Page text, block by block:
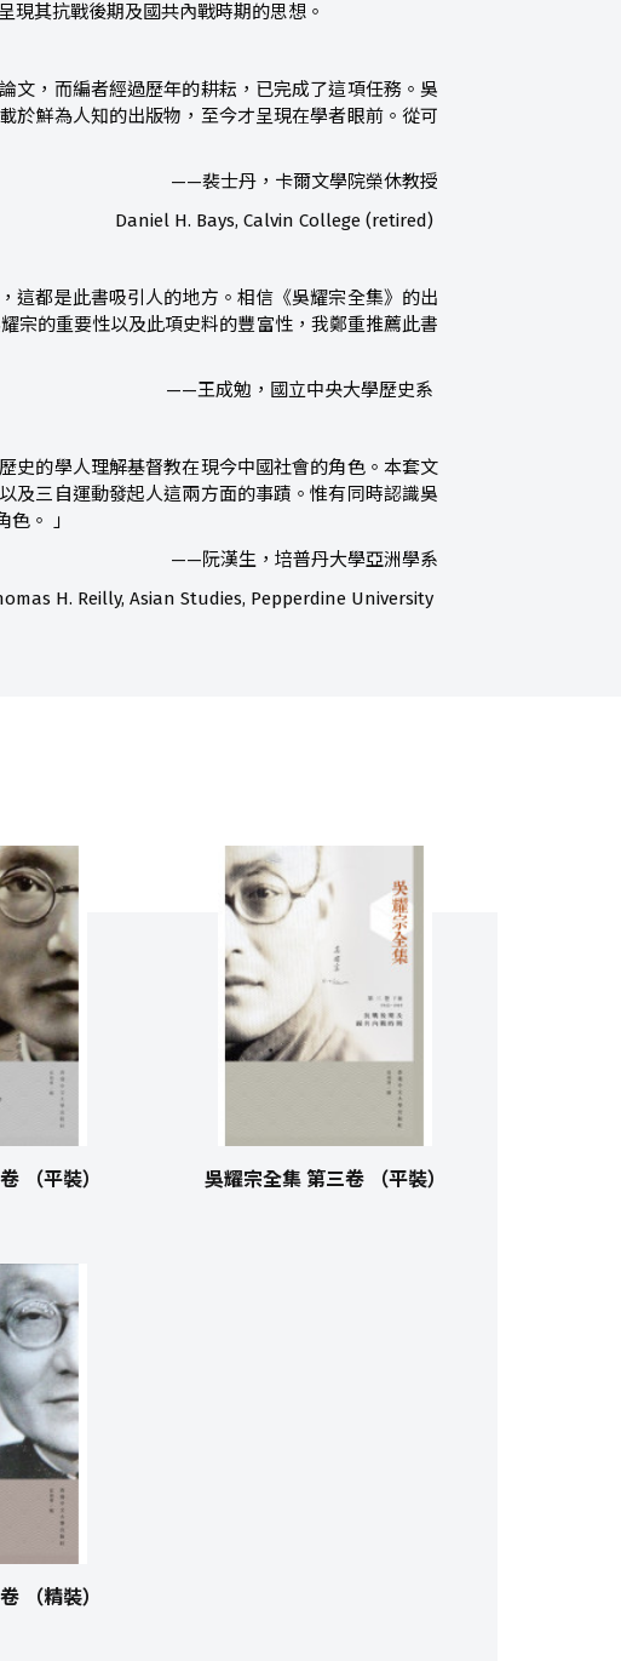
現其抗戰後期及國共內戰時期的思想。
文，而編者經過歷年的耕耘，已完成了這項任務。吳
於鮮為人知的出版物，至今才呈現在學者眼前。從可
——裴士丹，卡爾文學院榮休教授
Daniel H. Bays, Calvin College (retired)
這都是此書吸引人的地方。相信《吳耀宗全集》的出
宗的重要性以及此項史料的豐富性，我鄭重推薦此書
——王成勉，國立中央大學歷史系
史的學人理解基督教在現今中國社會的角色。本套文
及三自運動發起人這兩方面的事蹟。惟有同時認識吳
。 」
——阮漢生，培普丹大學亞洲學系
H. Reilly, Asian Studies, Pepperdine University
（平裝） 吳耀宗全集 第三卷 （平裝）
（精裝）